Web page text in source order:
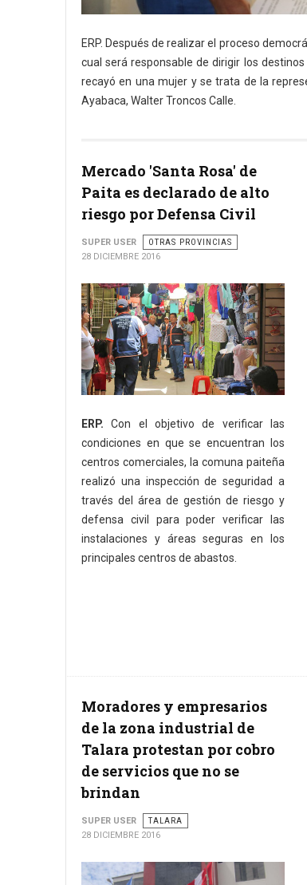
ERP. Después de realizar el proceso
cual será responsable de dirigir los
recayó en una mujer y se trata de la
Ayabaca, Walter Troncos Calle.
Mercado 'Santa Rosa' de
Paita es declarado de alto
riesgo por Defensa Civil
SUPER USER
OTRAS PROVINCIAS
28 DICIEMBRE 2016
ERP. Con el objetivo de verificar las
condiciones en que se encuentran los
centros comerciales, la comuna paiteña
realizó una inspección de seguridad a
través del área de gestión de riesgo y
defensa civil para poder verificar las
instalaciones y áreas seguras en los
principales centros de abastos.
Moradores y empresarios
de la zona industrial de
Talara protestan por cobro
de servicios que no se
brindan
SUPER USER
TALARA
28 DICIEMBRE 2016